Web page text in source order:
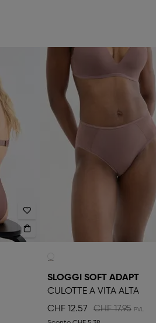
SLOGGI SOFT ADAPT
CULOTTE A VITA ALTA
CHF 12.57
CHF 17.95